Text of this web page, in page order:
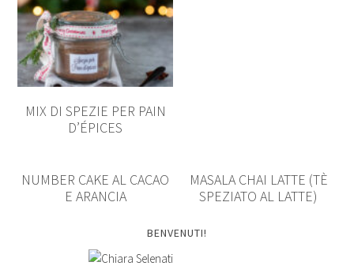
MIX DI SPEZIE PER PAIN
D’ÉPICES
NUMBER CAKE AL CACAO
E ARANCIA
MASALA CHAI LATTE (TÈ
SPEZIATO AL LATTE)
BENVENUTI!